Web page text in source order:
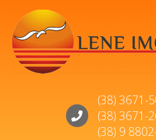
(38) 3671-
(38) 3671-
(38) 9